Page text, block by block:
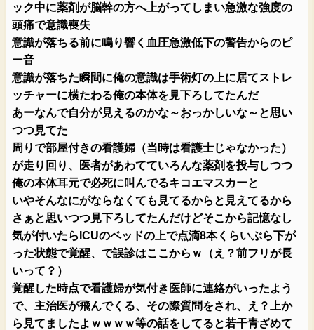
ック中に薬剤が脳幹の方へ上がってしまい急激な強度の
頭痛で意識喪失
意識が落ちる前に鳴り響く血圧急激低下の警告からのピ
ー音
意識が落ちた瞬間に俺の意識は手術灯の上に居てストレ
ッチャーに横たわる俺の本体を見下ろしてたんだ
あーなんで自分が見えるのかな～おっかしいな～と思い
つつ見てた
周りで部屋付きの看護婦（当時は看護士じゃなかった）
が走り回り、医者があわてていろんな薬剤を投与しつつ
俺の本体耳元で必死に叫んでるキコエマスカーと
いやそんなにがならなくても見てるからと見えてるから
さぁと思いつつ見下ろしてたんだけどそこから記憶なし
気が付いたらICUのベッドの上で点滴8本くらいぶら下が
った状態で覚醒、で誤診はここからｗ（え？前フリが長
いって？）
覚醒した時点で看護婦が気付き医師に連絡がいったよう
で、主治医が飛んでくる、その際質問をされ、え？上か
ら見てましたよｗｗｗｗ等の話をしてると若干青ざめて